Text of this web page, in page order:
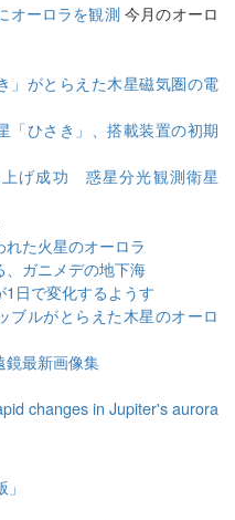
オーロラを観測今月のオーロ
」がとらえた木星磁気圏の電
「ひさき」、搭載装置の初期
上げ成功 惑星分光観測衛星
た火星のオーロラ
、ガニメデの地下海
日で変化するようす
ブルがとらえた木星のオーロ
鏡最新画像集
changes in Jupiter's aurora